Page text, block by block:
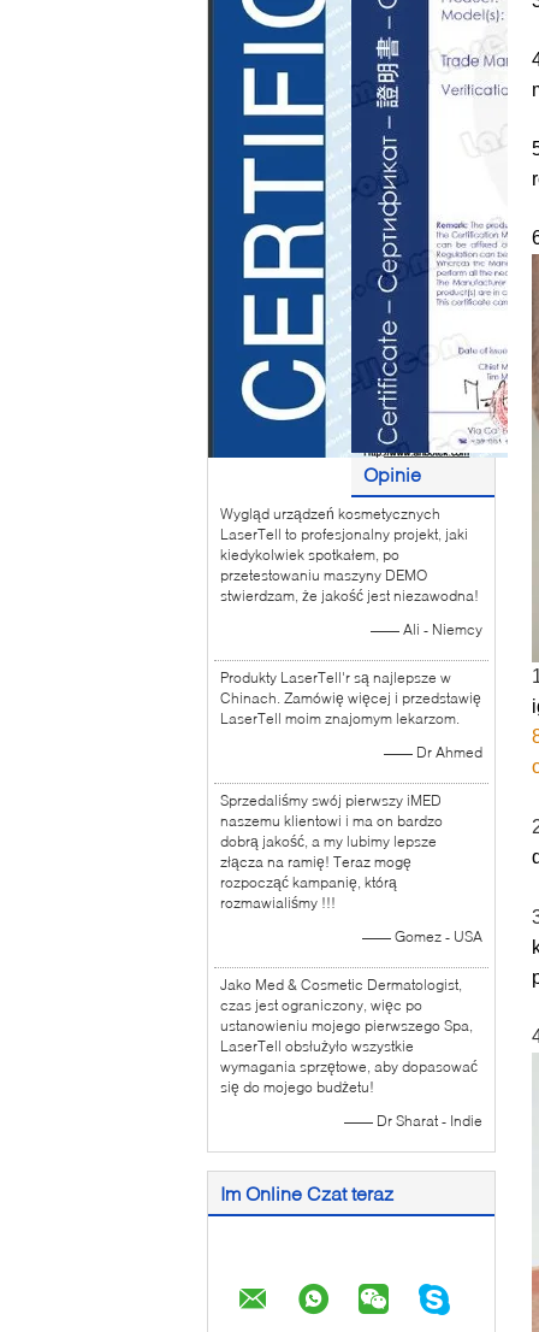
Opinie
klientów
Wygląd urządzeń kosmetycznych
LaserTell to profesjonalny projekt, jaki
kiedykolwiek spotkałem, po
przetestowaniu maszyny DEMO
stwierdzam, że jakość jest niezawodna!
—— Ali - Niemcy
Produkty LaserTell'r są najlepsze w
Chinach. Zamówię więcej i przedstawię
LaserTell moim znajomym lekarzom.
—— Dr Ahmed
Sprzedaliśmy swój pierwszy iMED
naszemu klientowi i ma on bardzo
dobrą jakość, a my lubimy lepsze
złącza na ramię! Teraz mogę
rozpocząć kampanię, którą
rozmawialiśmy !!!
—— Gomez - USA
Jako Med & Cosmetic Dermatologist,
czas jest ograniczony, więc po
ustanowieniu mojego pierwszego Spa,
LaserTell obsłużyło wszystkie
wymagania sprzętowe, aby dopasować
się do mojego budżetu!
—— Dr Sharat - Indie
Im Online Czat teraz